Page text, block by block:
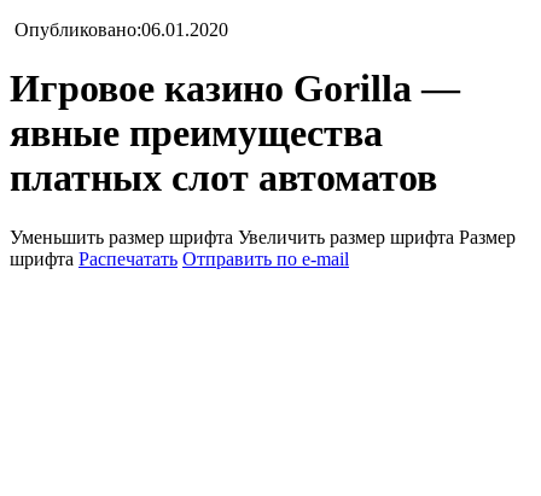
Опубликовано:06.01.2020
Игровое казино Gorilla —
явные преимущества
платных слот автоматов
Уменьшить размер шрифта Увеличить размер шрифта Размер
шрифта Распечатать Отправить по e-mail